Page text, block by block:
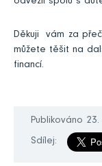
Děkuji vám za
můžete těšit na
financí.
Publikováno 23.
Sdílej: